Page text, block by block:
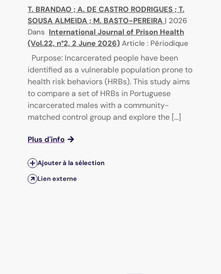
T. BRANDAO ; A. DE CASTRO RODRIGUES ; T.
SOUSA ALMEIDA ; M. BASTO-PEREIRA | 2026
Dans International Journal of Prison Health
(Vol.22, n°2, 2 June 2026) Article : Périodique
Purpose: Incarcerated people have been
identified as a vulnerable population prone to
health risk behaviors (HRBs). This study aims
to compare a set of HRBs in Portuguese
incarcerated males with a community-
matched control group and explore the [...]
Plus d'info
Ajouter à la sélection
Lien externe